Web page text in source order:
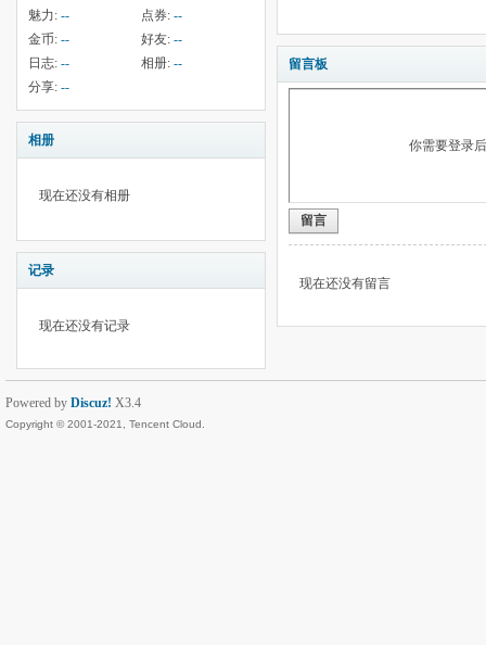
魅力: -- 点券: --
金币: -- 好友: --
日志: -- 相册: --
分享: --
相册
现在还没有相册
记录
现在还没有记录
留言板
你需要登录
留言
现在还没有留言
Powered by Discuz! X3.4
Copyright © 2001-2021, Tencent Cloud.